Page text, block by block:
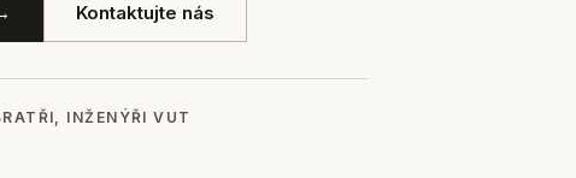
Kontaktujte nás
INŽENÝŘI VUT